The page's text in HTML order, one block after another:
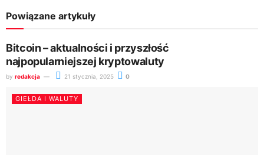
Powiązane artykuły
Bitcoin – aktualności i przyszłość
najpopularniejszej kryptowaluty
by redakcja 21 stycznia, 2025 0
GIEŁDA I WALUTY